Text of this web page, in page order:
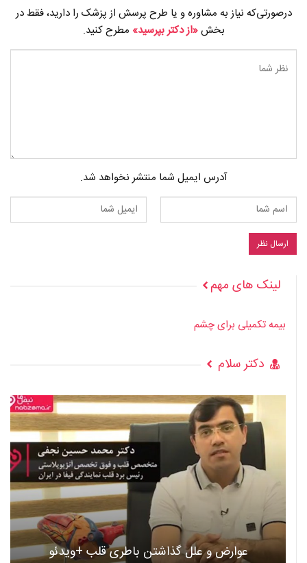
درصورتی‌که نیاز به مشاوره و یا طرح پرسش از پزشک را دارید، فقط در
بخش«از دکتر بپرسید» مطرح کنید.
آدرس ایمیل شما منتشر نخواهد شد.
لینک های مهم
بیمه تکمیلی برای چشم
دکتر سلام
عوارض و علل گذاشتن باطری قلب +ویدئو